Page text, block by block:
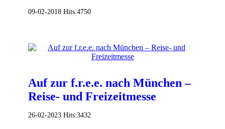
09-02-2018 Hits:4750
Auf zur f.r.e.e. nach München –
Reise- und Freizeitmesse
26-02-2023 Hits:3432